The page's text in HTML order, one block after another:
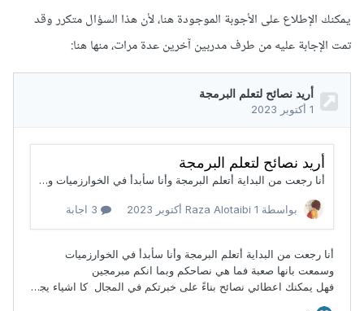
يمكنك الإطلاع على الأجوبة الموجودة هنا، لأن هذا السؤال متكرر وقد
تمت الإجابة عليه من طرف مدربين آخرين عدة مرات، منها هنا: